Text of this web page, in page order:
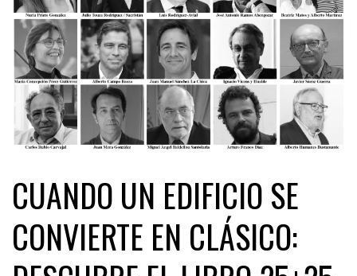
CUANDO UN EDIFICIO SE
CONVIERTE EN CLÁSICO: